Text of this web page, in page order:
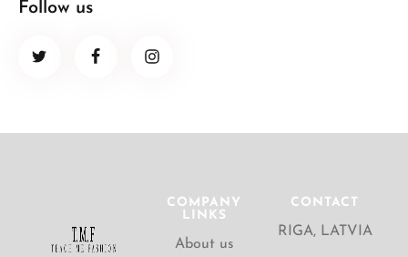
Follow us
COMPANY
LINKS
About us
CONTACT
RIGA, LATVIA